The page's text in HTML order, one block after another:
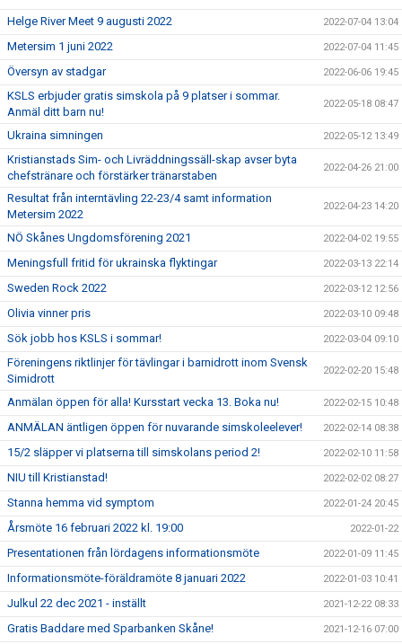
Helge River Meet 9 augusti 2022 2022-07-04 13:04
Metersim 1 juni 2022 2022-07-04 11:45
Översyn av stadgar 2022-06-06 19:45
KSLS erbjuder gratis simskola på 9 platser i sommar.
Anmäl ditt barn nu!
2022-05-18 08:47
Ukraina simningen 2022-05-12 13:49
Kristianstads Sim- och Livräddningssäll-skap avser byta
chefstränare och förstärker tränarstaben
2022-04-26 21:00
Resultat från interntävling 22-23/4 samt information
Metersim 2022
2022-04-23 14:20
NÖ Skånes Ungdomsförening 2021 2022-04-02 19:55
Meningsfull fritid för ukrainska flyktingar 2022-03-13 22:14
Sweden Rock 2022 2022-03-12 12:56
Olivia vinner pris 2022-03-10 09:48
Sök jobb hos KSLS i sommar! 2022-03-04 09:10
Föreningens riktlinjer för tävlingar i barnidrott inom Svensk
Simidrott
2022-02-20 15:48
Anmälan öppen för alla! Kursstart vecka 13. Boka nu! 2022-02-15 10:48
ANMÄLAN äntligen öppen för nuvarande simskoleelever! 2022-02-14 08:38
15/2 släpper vi platserna till simskolans period 2! 2022-02-10 11:58
NIU till Kristianstad! 2022-02-02 08:27
Stanna hemma vid symptom 2022-01-24 20:45
Årsmöte 16 februari 2022 kl. 19:00 2022-01-22
Presentationen från lördagens informationsmöte 2022-01-09 11:45
Informationsmöte-föräldramöte 8 januari 2022 2022-01-03 10:41
Julkul 22 dec 2021 - inställt 2021-12-22 08:33
Gratis Baddare med Sparbanken Skåne! 2021-12-16 07:00